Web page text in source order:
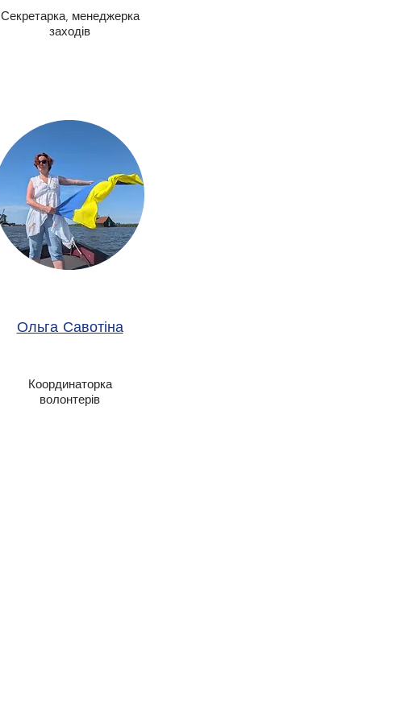
Секретарка, менеджерка
заходів
Ольга Савотіна
Координаторка
волонтерів